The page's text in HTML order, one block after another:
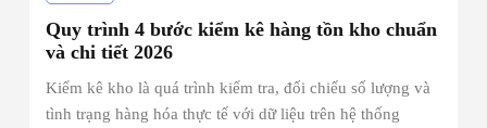
Quy trình 4 bước kiểm kê hàng tồn kho chuẩn
và chi tiết 2026
Kiểm kê kho là quá trình kiểm tra, đối chiếu số lượng và
tình trạng hàng hóa thực tế với dữ liệu trên hệ thống